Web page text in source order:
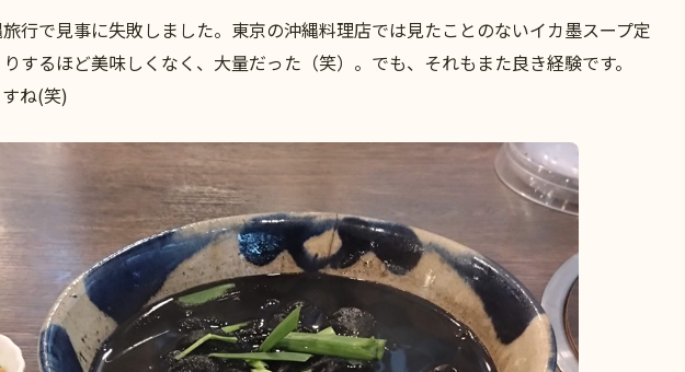
行で見事に失敗しました。東京の沖縄料理店では見たことのないイカ墨スープ定
するほど美味しくなく、大量だった（笑）。でも、それもまた良き経験です。
ね(笑)